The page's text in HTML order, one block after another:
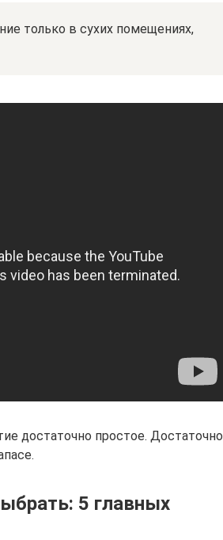
только в сухих помещениях,
достаточно простое. Достаточно
5 главных